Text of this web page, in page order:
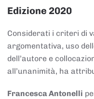
Edizione 2020
Considerati i criteri di
argomentativa, uso
dell’autore e
all’unanimità, ha
Francesca Antonelli